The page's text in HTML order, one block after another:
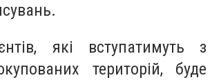
які вступатимуть з
територій, буде